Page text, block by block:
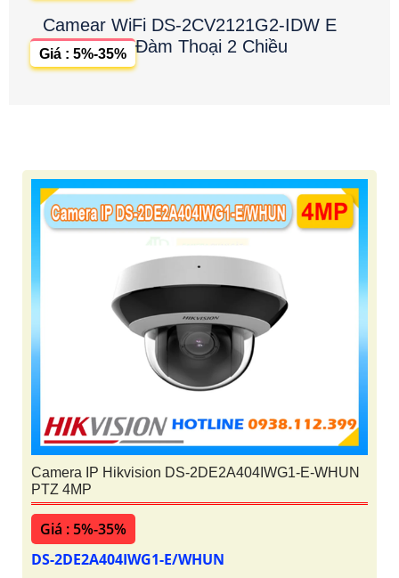
Camear WiFi DS-2CV2121G2-IDW E
Đàm Thoại 2 Chiều
Giá : 5%-35%
Camera IP Hikvision DS-2DE2A404IWG1-E-WHUN
PTZ 4MP
Giá : 5%-35%
DS-2DE2A404IWG1-E/WHUN